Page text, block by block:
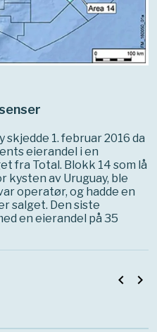
1. februar 2016 da
eierandel i en
fra Total. Blokk 14 som lå
kysten av Uruguay, ble
operatør, og hadde en
salget. Den siste
en eierandel på 35
navigate_before navigate_next